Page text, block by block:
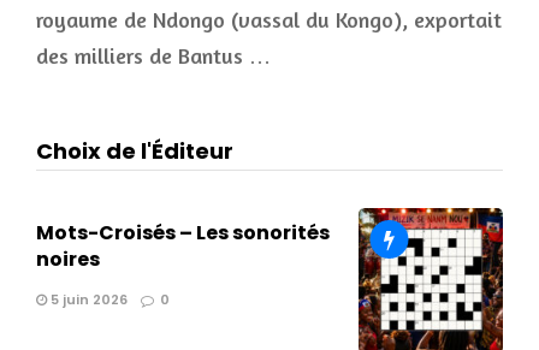
royaume de Ndongo (vassal du Kongo), exportait
des milliers de Bantus …
Choix de l'Éditeur
Mots-Croisés – Les sonorités
noires
5 juin 2026 0